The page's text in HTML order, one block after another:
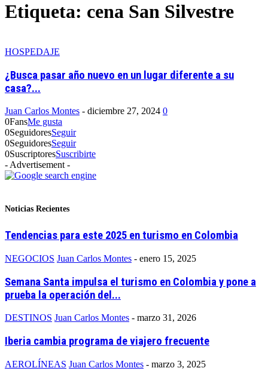
Etiqueta: cena San Silvestre
HOSPEDAJE
¿Busca pasar año nuevo en un lugar diferente a su
casa?...
Juan Carlos Montes - diciembre 27, 2024 0
0FansMe gusta
0SeguidoresSeguir
0SeguidoresSeguir
0SuscriptoresSuscribirte
- Advertisement -
Noticias Recientes
Tendencias para este 2025 en turismo en Colombia
NEGOCIOS Juan Carlos Montes - enero 15, 2025
Semana Santa impulsa el turismo en Colombia y pone a
prueba la operación del...
DESTINOS Juan Carlos Montes - marzo 31, 2026
Iberia cambia programa de viajero frecuente
AEROLÍNEAS Juan Carlos Montes - marzo 3, 2025